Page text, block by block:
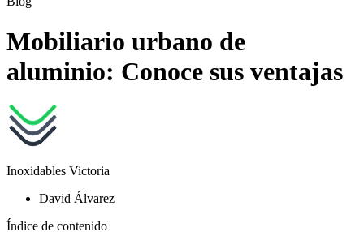
Mobiliario urbano de
aluminio: Conoce sus ventajas
Inoxidables Victoria
David Álvarez
Índice de contenido